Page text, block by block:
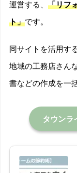
運営する、 「リフ
ト」です。
同サイトを活用す
地域の工務店さん
書などの作成を一
タウンラ